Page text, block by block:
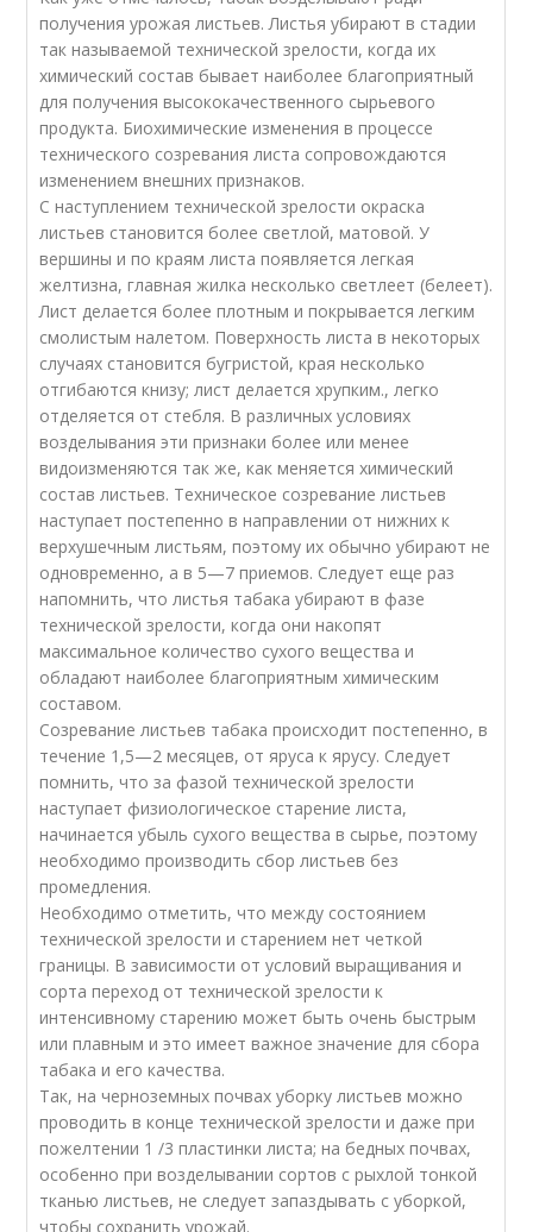
получения урожая листьев. Листья убирают в стадии
так называемой технической зрелости, когда их
химический состав бывает наиболее благоприятный
для получения высококачественного сырьевого
продукта. Биохимические изменения в процессе
технического созревания листа сопровождаются
изменением внешних признаков.
С наступлением технической зрелости окраска
листьев становится более светлой, матовой. У
вершины и по краям листа появляется легкая
желтизна, главная жилка несколько светлеет (белеет).
Лист делается более плотным и покрывается легким
смолистым налетом. Поверхность листа в некоторых
случаях становится бугристой, края несколько
отгибаются книзу; лист делается хрупким., легко
отделяется от стебля. В различных условиях
возделывания эти признаки более или менее
видоизменяются так же, как меняется химический
состав листьев. Техническое созревание листьев
наступает постепенно в направлении от нижних к
верхушечным листьям, поэтому их обычно убирают не
одновременно, а в 5—7 приемов. Следует еще раз
напомнить, что листья табака убирают в фазе
технической зрелости, когда они накопят
максимальное количество сухого вещества и
обладают наиболее благоприятным химическим
составом.
Созревание листьев табака происходит постепенно, в
течение 1,5—2 месяцев, от яруса к ярусу. Следует
помнить, что за фазой технической зрелости
наступает физиологическое старение листа,
начинается убыль сухого вещества в сырье, поэтому
необходимо производить сбор листьев без
промедления.
Необходимо отметить, что между состоянием
технической зрелости и старением нет четкой
границы. В зависимости от условий выращивания и
сорта переход от технической зрелости к
интенсивному старению может быть очень быстрым
или плавным и это имеет важное значение для сбора
табака и его качества.
Так, на черноземных почвах уборку листьев можно
проводить в конце технической зрелости и даже при
пожелтении 1 /3 пластинки листа; на бедных почвах,
особенно при возделывании сортов с рыхлой тонкой
тканью листьев, не следует запаздывать с уборкой,
чтобы сохранить урожай.